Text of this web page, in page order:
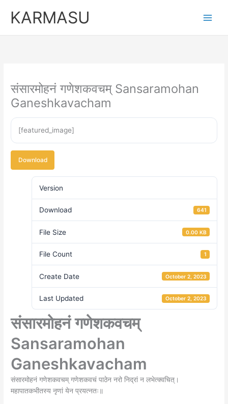
KARMASU
संसारमोहनं गणेशकवचम् Sansaramohan
Ganeshkavacham
[featured_image]
Download
Version
Download 641
File Size 0.00 KB
File Count 1
Create Date October 2, 2023
Last Updated October 2, 2023
संसारमोहनं गणेशकवचम्
Sansaramohan
Ganeshkavacham
संसारमोहनं गणेशकवचम् गणेशकवचं पाठेन नरो निद्रां न लभेत्क्वचित्।
महापातकभीतस्य नृणां येन प्रयत्नतः॥